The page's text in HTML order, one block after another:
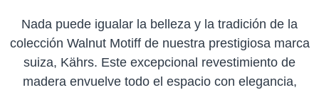
Nada puede igualar la belleza y la tradición de la
colección Walnut Motiff de nuestra prestigiosa marca
suiza, Kährs. Este excepcional revestimiento de
madera envuelve todo el espacio con elegancia,